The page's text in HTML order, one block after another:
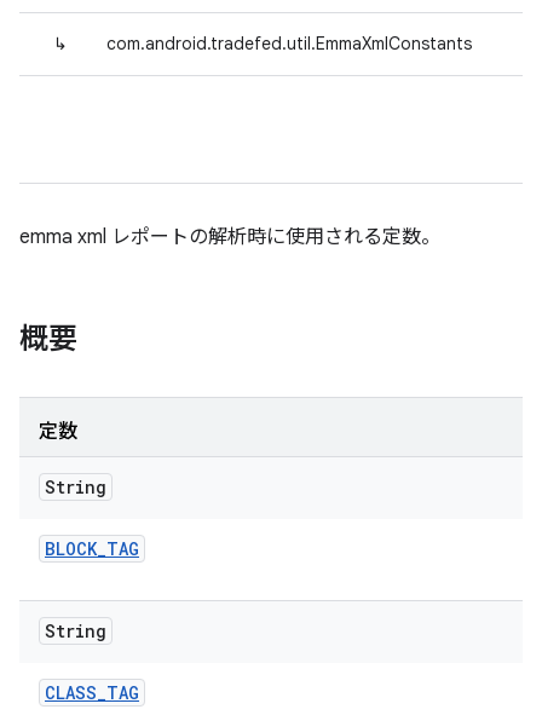
↳ com.android.tradefed.util.EmmaXmlConstants
emma xml レポートの解析時に使用される定数。
概要
定数
String
BLOCK_TAG
String
CLASS_TAG